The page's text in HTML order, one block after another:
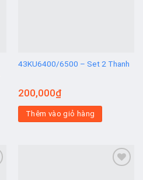
43KU6400/6500 – Set 2 Thanh
200,000₫
Thêm vào giỏ hàng